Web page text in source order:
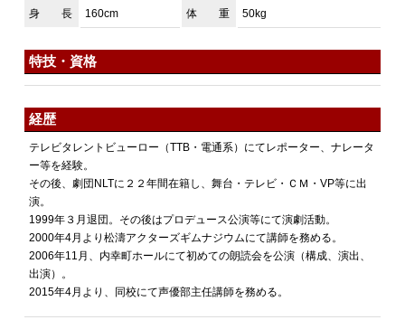
身 長 160cm 体 重 50kg
特技・資格
経歴
テレビタレントビューロー（TTB・電通系）にてレポーター、ナレータ
ー等を経験。
その後、劇団NLTに２２年間在籍し、舞台・テレビ・ＣＭ・VP等に出
演。
1999年３月退団。その後はプロデュース公演等にて演劇活動。
2000年4月より松濤アクターズギムナジウムにて講師を務める。
2006年11月、内幸町ホールにて初めての朗読会を公演（構成、演出、
出演）。
2015年4月より、同校にて声優部主任講師を務める。